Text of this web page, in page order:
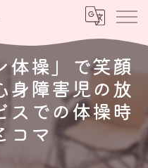
体操」で笑顔
身障害児の放
スでの体操時
コマ